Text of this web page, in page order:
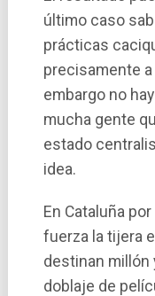
último caso
prácticas
precisamente
embargo no
mucha gente
estado
idea.
En Cataluña
fuerza la tijera
destinan millón
doblaje de